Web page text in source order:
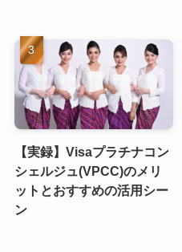
【実録】Visaプラチナコン
シェルジュ(VPCC)のメリ
ットとおすすめの活用シー
ン